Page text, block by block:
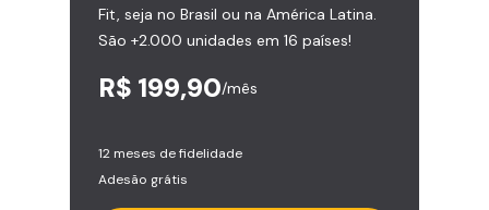
Fit, seja no Brasil ou na América Latina.
São +2.000 unidades em 16 países!
R$ 199,90/mês
12 meses de fidelidade
Adesão grátis